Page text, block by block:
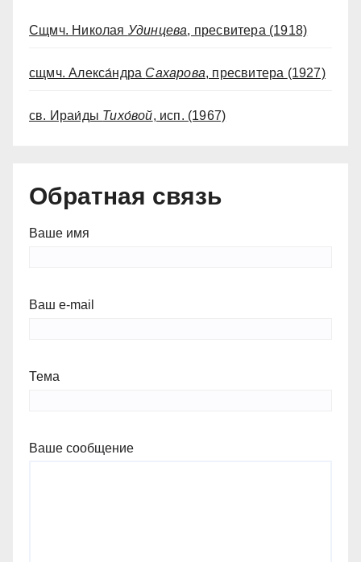
Сщмч. Николая Удинцева, пресвитера (1918)
сщмч. Алекса́ндра Сахарова, пресвитера (1927)
св. Ираи́ды Тихо́вой, исп. (1967)
Обратная связь
Ваше имя
Ваш e-mail
Тема
Ваше сообщение